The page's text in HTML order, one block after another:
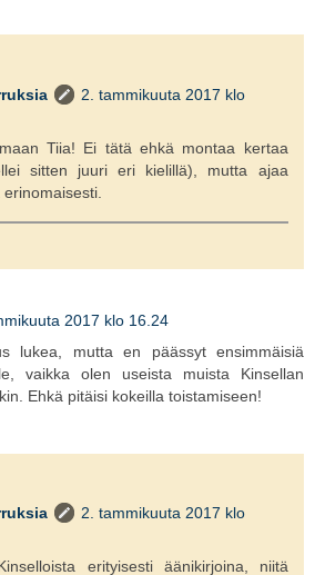
2. tammikuuta 2017 klo
Tiia! Ei tätä ehkä montaa kertaa
sitten juuri eri kielillä), mutta ajaa
2017 klo 16.24
lukea, mutta en päässyt ensimmäisiä
vaikka olen useista muista Kinsellan
Ehkä pitäisi kokeilla toistamiseen!
2. tammikuuta 2017 klo
erityisesti äänikirjoina, niitä